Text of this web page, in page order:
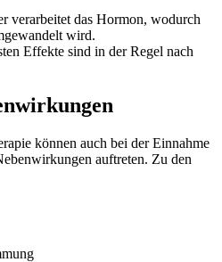
verarbeitet das Hormon, wodurch
wird.
Effekte sind in der Regel nach
können auch bei der Einnahme
auftreten. Zu den